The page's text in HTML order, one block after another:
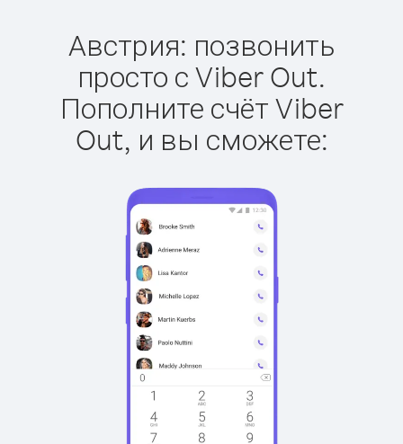
Австрия: позвонить
просто с Viber Out.
Пополните счёт Viber
Out, и вы сможете: